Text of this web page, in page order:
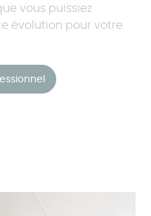
vous puissiez
évolution pour votre